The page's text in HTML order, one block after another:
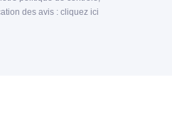
des avis : cliquez ici